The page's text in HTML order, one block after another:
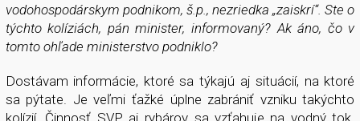
vodohospodárskym podnikom, š.p., nezriedka „zaiskrí“. Ste o
týchto kolíziách, pán minister, informovaný? Ak áno, čo v
tomto ohľade ministerstvo podniklo?
Dostávam informácie, ktoré sa týkajú aj situácií, na ktoré
sa pýtate. Je veľmi ťažké úplne zabrániť vzniku takýchto
kolízií. Činnosť SVP aj rybárov sa vzťahuje na vodný tok.